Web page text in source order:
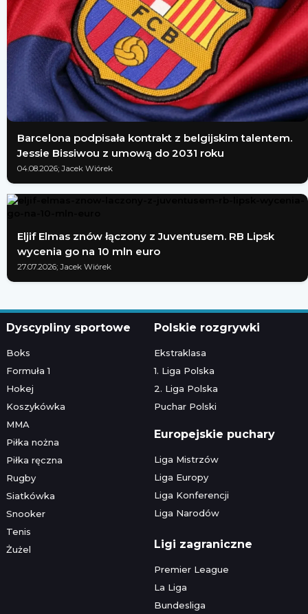
Barcelona podpisała kontrakt z belgijskim talentem.
Jessie Bissiwou z umową do 2031 roku
04.08.2026; Jacek Wiórek
Eljif Elmas znów łączony z Juventusem. RB Lipsk
wycenia go na 10 mln euro
27.07.2026; Jacek Wiórek
Dyscypliny sportowe
Boks
Formuła 1
Hokej
Koszykówka
MMA
Piłka nożna
Piłka ręczna
Rugby
Siatkówka
Snooker
Tenis
Żużel
Polskie rozgrywki
Ekstraklasa
1. Liga Polska
2. Liga Polska
Puchar Polski
Europejskie puchary
Liga Mistrzów
Liga Europy
Liga Konferencji
Liga Narodów
Ligi zagraniczne
Premier League
La Liga
Bundesliga